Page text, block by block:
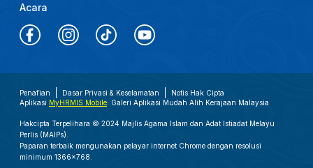
Acara
Penafian Dasar Privasi & Keselamatan
Notis Hak Cipta
Aplikasi MyHRMIS Mobile: Galeri Aplikasi Mudah Alih Kerajaan Malaysia
Hakcipta Terpelihara © 2024 Majlis Agama Islam dan Adat Istiadat Melayu
Perlis (MAIPs).
Paparan terbaik mengunakan pelayar internet Chrome dengan resolusi
minimum 1366x768.